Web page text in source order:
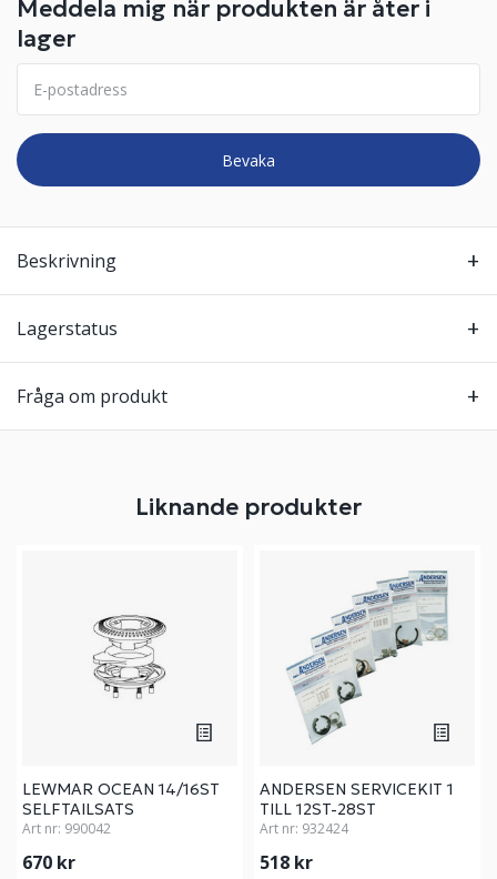
Meddela mig när produkten är åter i
lager
Bevaka
Beskrivning
Lagerstatus
Fråga om produkt
Liknande produkter
LEWMAR OCEAN 14/16ST
SELFTAILSATS
Art nr: 990042
670 kr
ANDERSEN SERVICEKIT 1
TILL 12ST-28ST
Art nr: 932424
518 kr